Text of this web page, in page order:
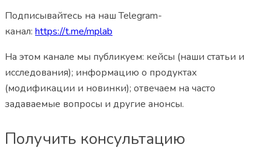
Подписывайтесь на наш Telegram-
канал: https://t.me/mplab
На этом канале мы публикуем: кейсы (наши статьи и
исследования); информацию о продуктах
(модификации и новинки); отвечаем на часто
задаваемые вопросы и другие анонсы.
Получить консультацию